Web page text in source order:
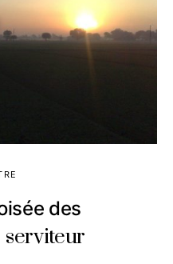
des
serviteur